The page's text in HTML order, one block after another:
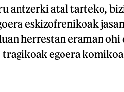
antzerki atal tarteko,
eskizofrenikoak jasan
herrestan eraman ohi
tragikoak egoera